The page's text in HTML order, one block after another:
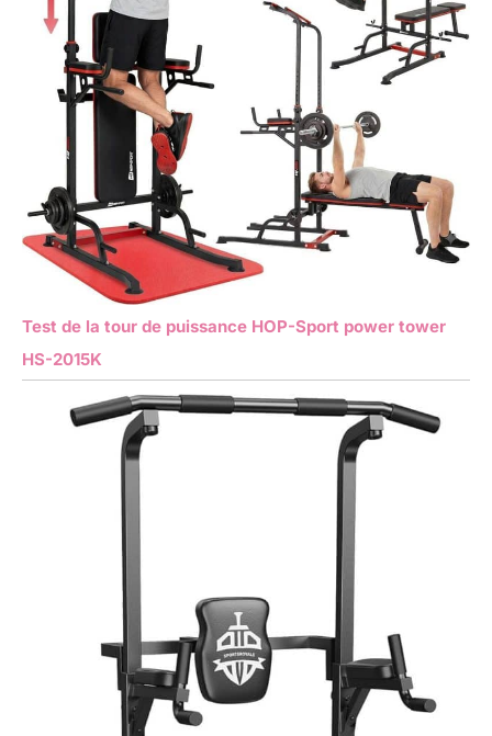
Test de la tour de puissance HOP-Sport power tower
HS-2015K